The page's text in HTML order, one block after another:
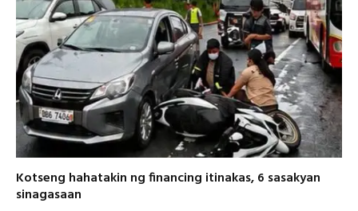
Kotseng hahatakin ng financing itinakas, 6 sasakyan
sinagasaan